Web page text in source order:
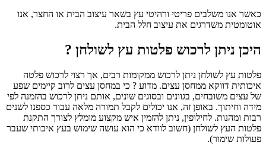
כאשר אנו משלבים פריטי ורהיטי עץ בשאר עיצוב הבית או החצר, אנו
אוטומטית משדרגים את עיצוב חלל הבית.
היכן ניתן לרכוש פלטות עץ לשולחן ?
פלטות עץ לשולחן ניתן לרכוש ממקומות רבים, אך רצוי לרכוש פלטה
איכותית דווקא ממחסן עצים. מדוע ? כי במחסן עצים לרוב קיימים שפע
של עצים משובחים, בגוונים ובסוגים שונים, אותם ניתן לרכוש בהזמנה לפי
מידה וחיתוך. באופן זה, אנו יכולים לקבל תמורה מלאה עבור כספנו לשנים
רבות ומהנות. לחילופין, ניתן להזמין איש מקצוע מומלץ לצורך התקנת
פלטות העץ לשולחן (חשוב לוודא כי הוא עושה שימוש בעץ איכותי שעבר
פעולות שימור).